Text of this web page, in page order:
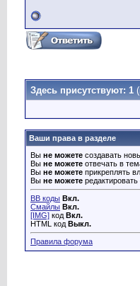
Здесь присутствуют: 1
Ваши права в разделе
Вы не можете создавать
Вы не можете отвечать в
Вы не можете прикреплять
Вы не можете
BB коды Вкл.
Смайлы Вкл.
[IMG] код Вкл.
HTML код Выкл.
Правила форума